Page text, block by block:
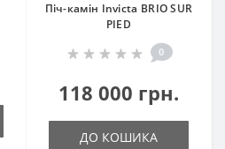
Піч-камін Invicta BRIO SUR
PIED
0
118 000 грн.
ДО КОШИКА